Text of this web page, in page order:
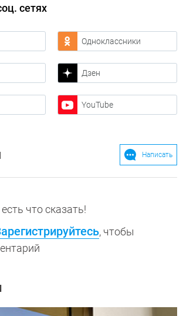
сетях
Одноклассники
Дзен
YouTube
Написать
что сказать!
, чтобы